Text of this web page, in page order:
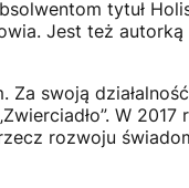
tytuł
Jest też autorką
Za swoją
W
rozwoju